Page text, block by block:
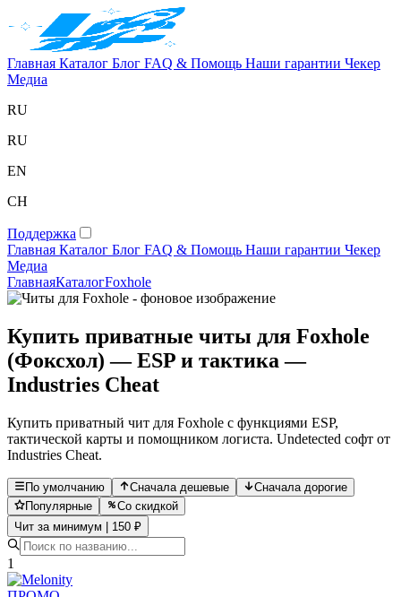
Главная Каталог Блог FAQ & Помощь Наши гарантии Чекер
Медиа
RU
RU
EN
CH
Поддержка
Главная Каталог Блог FAQ & Помощь Наши гарантии Чекер
Медиа
ГлавнаяКаталогFoxhole
Купить приватные читы для Foxhole
(Фоксхол) — ESP и тактика —
Industries Cheat
Купить приватный чит для Foxhole с функциями ESP,
тактической карты и помощником логиста. Undetected софт от
Industries Cheat.
По умолчанию Сначала дешевые
Сначала дорогие
Популярные
Со скидкой
Чит за минимум | 150 ₽
1